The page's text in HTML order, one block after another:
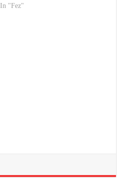
النصف، من توقيف مشتبه
In "Fez"